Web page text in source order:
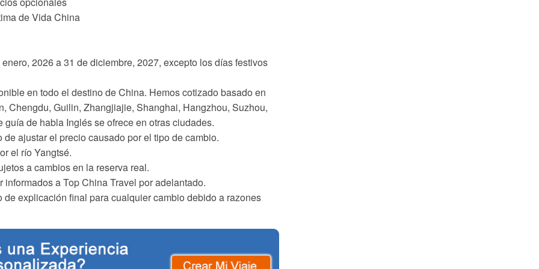
de Vida China
2026 a 31 de diciembre, 2027, excepto los días festivos
en todo el destino de China. Hemos cotizado basado en
Chengdu, Guilin, Zhangjiajie, Shanghai, Hangzhou, Suzhou,
de habla Inglés se ofrece en otras ciudades.
ajustar el precio causado por el tipo de cambio.
el río Yangtsé.
a cambios en la reserva real.
a Top China Travel por adelantado.
explicación final para cualquier cambio debido a razones